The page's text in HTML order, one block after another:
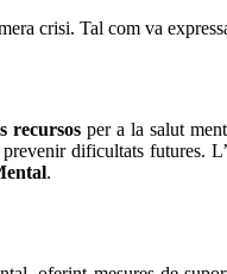
crisi. Tal com va
recursos per a la salut
dificultats futures.
.